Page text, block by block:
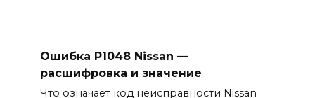
Ошибка P1048 Nissan —
расшифровка и значение
Что означает код неисправности Nissan